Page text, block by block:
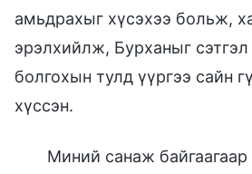
амьдрахыг хүсэхээ больж,
эрэлхийлж, Бурханыг сэтгэл
болгохын тулд үүргээ сайн
хүссэн.
Миний санаж